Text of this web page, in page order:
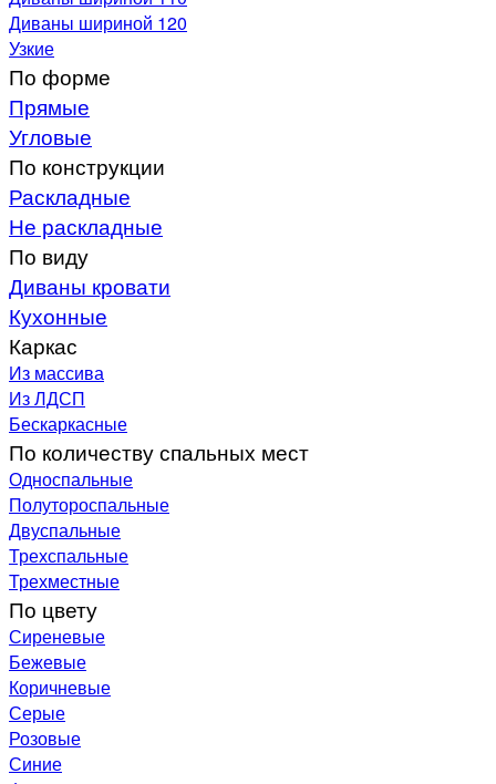
Диваны шириной 120
Узкие
По форме
Прямые
Угловые
По конструкции
Раскладные
Не раскладные
По виду
Диваны кровати
Кухонные
Каркас
Из массива
Из ЛДСП
Бескаркасные
По количеству спальных мест
Односпальные
Полутороспальные
Двуспальные
Трехспальные
Трехместные
По цвету
Сиреневые
Бежевые
Коричневые
Серые
Розовые
Синие